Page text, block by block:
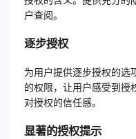
户查阅。
逐步授权
为用户提供逐步授权的选
的权限，让用户感受到授
对授权的信任感。
显著的授权提示